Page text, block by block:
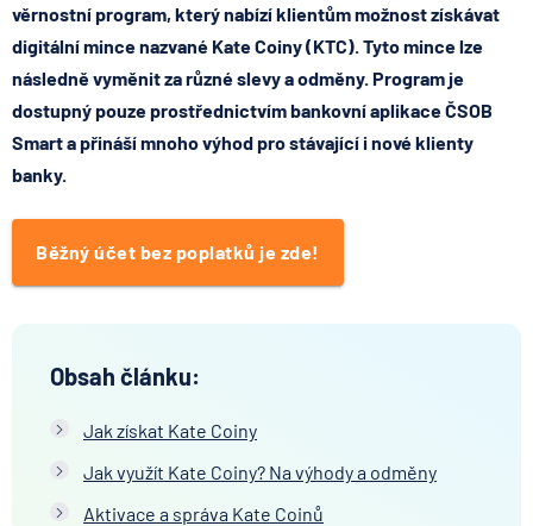
věrnostní program, který nabízí klientům možnost získávat
digitální mince nazvané Kate Coiny (KTC). Tyto mince lze
následně vyměnit za různé slevy a odměny. Program je
dostupný pouze prostřednictvím bankovní aplikace ČSOB
Smart a přináší mnoho výhod pro stávající i nové klienty
banky.
Běžný účet bez poplatků je zde!
Obsah článku:
Jak získat Kate Coiny
Jak využít Kate Coiny? Na výhody a odměny
Aktivace a správa Kate Coinů